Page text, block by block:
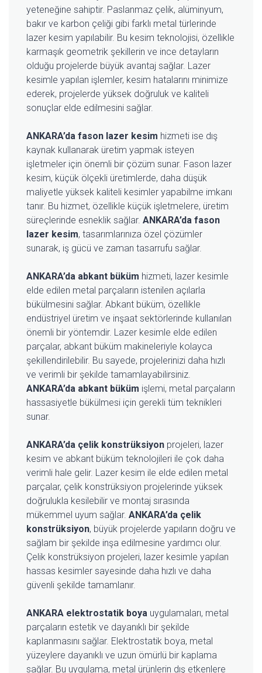
yeteneğine sahiptir. Paslanmaz çelik, alüminyum,
bakır ve karbon çeliği gibi farklı metal türlerinde
lazer kesim yapılabilir. Bu kesim teknolojisi, özellikle
karmaşık geometrik şekillerin ve ince detayların
olduğu projelerde büyük avantaj sağlar. Lazer
kesimle yapılan işlemler, kesim hatalarını minimize
ederek, projelerde yüksek doğruluk ve kaliteli
sonuçlar elde edilmesini sağlar.
ANKARA’da fason lazer kesim hizmeti ise dış
kaynak kullanarak üretim yapmak isteyen
işletmeler için önemli bir çözüm sunar. Fason lazer
kesim, küçük ölçekli üretimlerde, daha düşük
maliyetle yüksek kaliteli kesimler yapabilme imkanı
tanır. Bu hizmet, özellikle küçük işletmelere, üretim
süreçlerinde esneklik sağlar. ANKARA’da fason
lazer kesim, tasarımlarınıza özel çözümler
sunarak, iş gücü ve zaman tasarrufu sağlar.
ANKARA’da abkant büküm hizmeti, lazer kesimle
elde edilen metal parçaların istenilen açılarla
bükülmesini sağlar. Abkant büküm, özellikle
endüstriyel üretim ve inşaat sektörlerinde kullanılan
önemli bir yöntemdir. Lazer kesimle elde edilen
parçalar, abkant büküm makineleriyle kolayca
şekillendirilebilir. Bu sayede, projelerinizi daha hızlı
ve verimli bir şekilde tamamlayabilirsiniz.
ANKARA’da abkant büküm işlemi, metal parçaların
hassasiyetle bükülmesi için gerekli tüm teknikleri
sunar.
ANKARA’da çelik konstrüksiyon projeleri, lazer
kesim ve abkant büküm teknolojileri ile çok daha
verimli hale gelir. Lazer kesim ile elde edilen metal
parçalar, çelik konstrüksiyon projelerinde yüksek
doğrulukla kesilebilir ve montaj sırasında
mükemmel uyum sağlar. ANKARA’da çelik
konstrüksiyon, büyük projelerde yapıların doğru ve
sağlam bir şekilde inşa edilmesine yardımcı olur.
Çelik konstrüksiyon projeleri, lazer kesimle yapılan
hassas kesimler sayesinde daha hızlı ve daha
güvenli şekilde tamamlanır.
ANKARA elektrostatik boya uygulamaları, metal
parçaların estetik ve dayanıklı bir şekilde
kaplanmasını sağlar. Elektrostatik boya, metal
yüzeylere dayanıklı ve uzun ömürlü bir kaplama
sağlar. Bu uygulama, metal ürünlerin dış etkenlere